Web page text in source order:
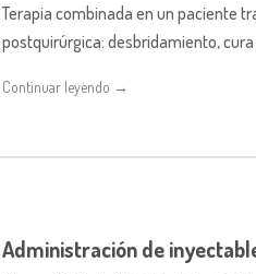
Terapia combinada en un paciente
postquirúrgica: desbridamiento,
Continuar leyendo →
Administración de